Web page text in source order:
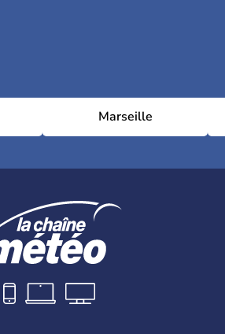
Marseille